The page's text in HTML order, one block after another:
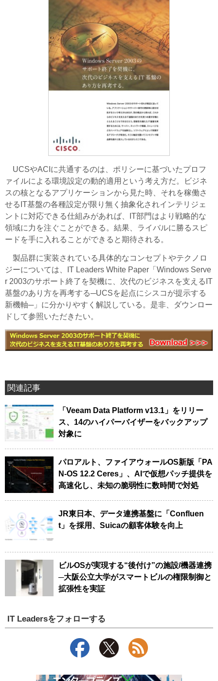
UCSやACIに共通するのは、ポリシーに基づいたプロフ
ァイルによる環境設定の動的適用という考え方だ。ビジネ
スの核となるアプリケーションから見た時、それを稼働さ
せるIT基盤の各種設定が限り無く抽象化されインテリジェ
ントに対応できる仕組みがあれば、IT部門はより戦略的な
領域に力を注ぐことができる。結果、ライバルに勝るスピ
ードを手に入れることができると期待される。
製品群に実装されている具体的なコンセプトやテクノロ
ジーについては、IT Leaders White Paper「Windows Serve
r 2003のサポート終了を契機に、次代のビジネスを支えるIT
基盤のあり方を再考する─UCSを起点にシスコが提示する
新機軸─」に分かりやすく解説している。是非、ダウンロー
ドして参照いただきたい。
関連記事
「Veeam Data Platform v13.1」をリリー
ス、14のハイパーバイザーをバックアップ
対象に
パロアルト、ファイアウォールOS新版「PA
N-OS 12.2 Ceres」、AIで仮想パッチ提供を
高速化し、未知の脆弱性に数時間で対処
JR東日本、データ連携基盤に「Confluen
t」を採用、Suicaの顧客体験を向上
ビルOSが実現する“後付け”の施設/機器連携
─大阪公立大学がスマートビルの権限制御と
拡張性を実証
IT Leadersをフォローする